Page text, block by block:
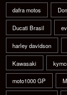
dafra motos
Ducati Brasil
harley davidson
Kawasaki
moto1000 GP